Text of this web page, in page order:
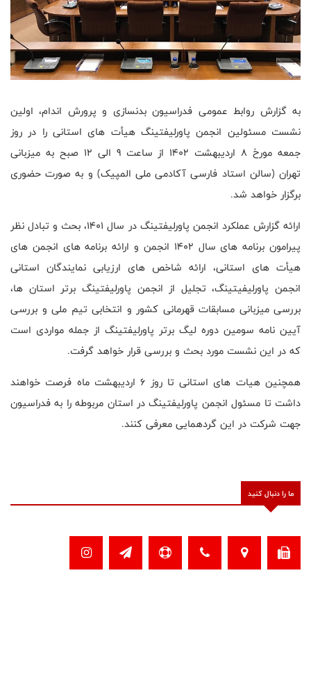
به گزارش روابط عمومی فدراسیون بدنسازی و پرورش اندام، اولین
نشست مسئولین انجمن پاورلیفتینگ هیأت های استانی را در روز
جمعه مورخ 8 اردیبهشت 1402 از ساعت 9 الی 12 صبح به میزبانی
تهران (سالن استاد فارسی آکادمی ملی المپیک) و به صورت حضوری
برگزار خواهد شد.
ارائه گزارش عملکرد انجمن پاورلیفتینگ در سال 1401، بحث و تبادل نظر
پیرامون برنامه های سال 1402 انجمن و ارائه برنامه های انجمن های
هیأت های استانی، ارائه شاخص های ارزیابی نمایندگان استانی
انجمن پاورلیفیتینگ، تجلیل از انجمن پاورلیفتینگ برتر استان ها،
بررسی میزبانی مسابقات قهرمانی کشور و انتخابی تیم ملی و بررسی
آیین نامه سومین دوره لیگ برتر پاورلیفتینگ از جمله مواردی است
که در این نشست مورد بحث و بررسی قرار خواهد گرفت.
همچنین هیات های استانی تا روز 6 اردیبهشت ماه فرصت خواهند
داشت تا مسئول انجمن پاورلیفتینگ در استان مربوطه را به فدراسیون
جهت شرکت در این گردهمایی معرفی کنند.
ما را دنبال کنید